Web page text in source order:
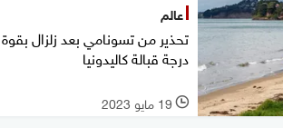
عالم
درجة قبالة كاليدونيا
l 19 مايو 2023